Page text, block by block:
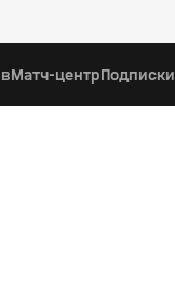
Матч-центрПодписки